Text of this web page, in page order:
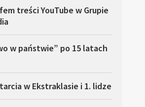
treści YouTube w Grupie
w państwie” po 15 latach
w Ekstraklasie i 1. lidze